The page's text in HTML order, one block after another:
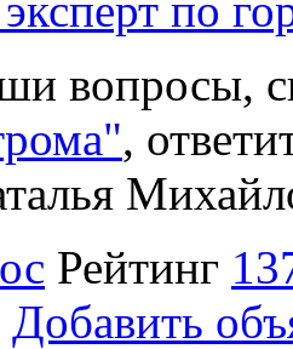
вопросы,
,
Рейтинг
Добавить